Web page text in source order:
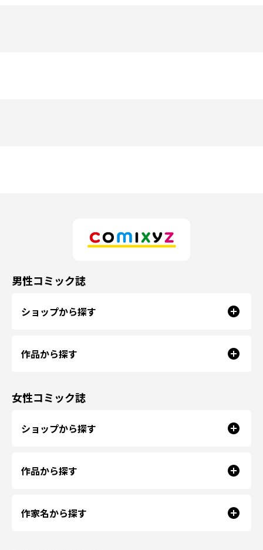
男性コミック誌
ショップから探す
作品から探す
女性コミック誌
ショップから探す
作品から探す
作家名から探す